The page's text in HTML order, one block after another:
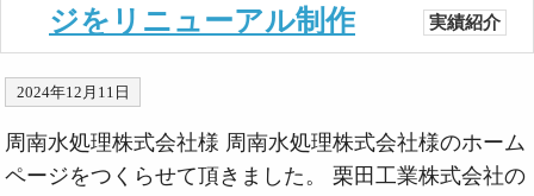
ジをリニューアル制作
実績紹介
2024年12月11日
周南水処理株式会社様 周南水処理株式会社様のホーム
ページをつくらせて頂きました。 栗田工業株式会社の